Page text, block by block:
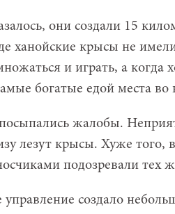
они создали 15
ханойские крысы не
и играть, а когда
богатые едой места
жалобы.
лезут крысы. Хуже того,
подозревали тех
управление создало